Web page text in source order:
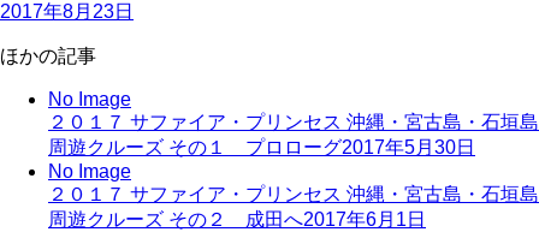
2017年8月23日
ほかの記事
No Image
２０１７ サファイア・プリンセス 沖縄・宮古島・石垣島
周遊クルーズ その１ プロローグ2017年5月30日
No Image
２０１７ サファイア・プリンセス 沖縄・宮古島・石垣島
周遊クルーズ その２ 成田へ2017年6月1日